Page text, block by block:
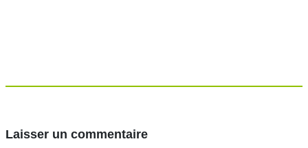
Laisser un commentaire